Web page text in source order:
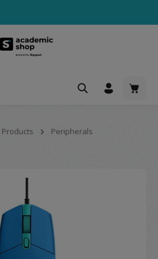
Le
Products Peripherals